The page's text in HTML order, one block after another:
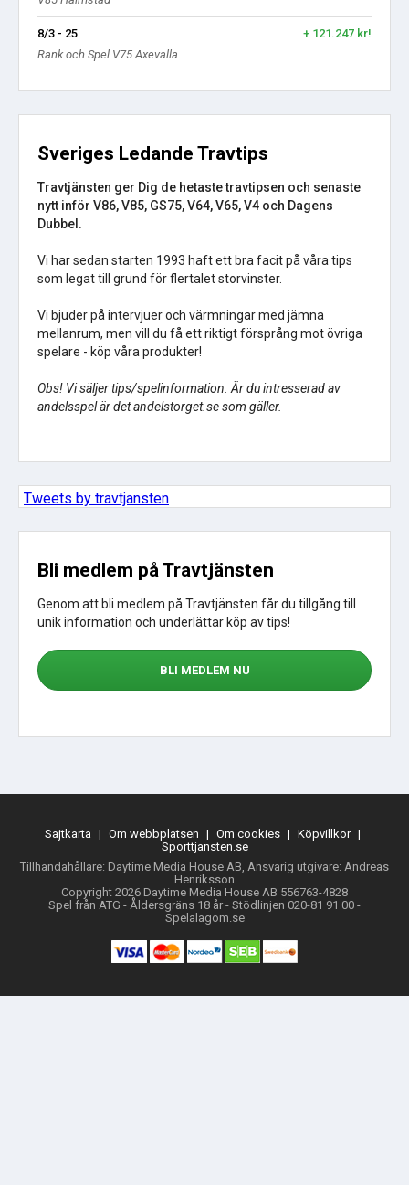
8/3 - 25
+ 121.247 kr!
Rank och Spel V75 Axevalla
Sveriges Ledande Travtips
Travtjänsten ger Dig de hetaste travtipsen och senaste
nytt inför V86, V85, GS75, V64, V65, V4 och Dagens
Dubbel.
Vi har sedan starten 1993 haft ett bra facit på våra tips
som legat till grund för flertalet storvinster.
Vi bjuder på intervjuer och värmningar med jämna
mellanrum, men vill du få ett riktigt försprång mot övriga
spelare - köp våra produkter!
Obs! Vi säljer tips/spelinformation. Är du intresserad av
andelsspel är det andelstorget.se som gäller.
Tweets by travtjansten
Bli medlem på Travtjänsten
Genom att bli medlem på Travtjänsten får du tillgång till
unik information och underlättar köp av tips!
BLI MEDLEM NU
Sajtkarta | Om webbplatsen | Om cookies | Köpvillkor |
Sporttjansten.se
Tillhandahållare: Daytime Media House AB, Ansvarig utgivare: Andreas
Henriksson
Copyright 2026 Daytime Media House AB 556763-4828
Spel från ATG - Åldersgräns 18 år - Stödlinjen 020-81 91 00 -
Spelalagom.se